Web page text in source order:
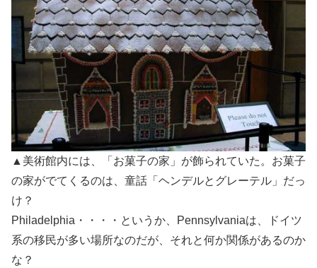
▲美術館内には、「お菓子の家」が飾られていた。お菓子
の家がでてくるのは、童話「ヘンデルとグレーテル」だっ
け？
Philadelphia・・・・というか、Pennsylvaniaは、ドイツ
系の移民が多い場所なのだが、それと何か関係があるのか
な？